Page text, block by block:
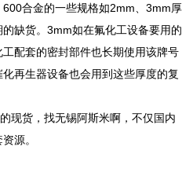
合金的一些规格如2mm、3mm厚
缺货。3mm如在氟化工设备要用的
工配套的密封部件也长期使用该牌号
再生器设备也会用到这些厚度的复
现货，找无锡阿斯米啊，不仅国内
源。